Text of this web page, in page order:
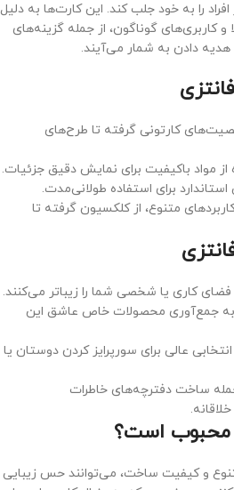
را به خود جلب کند. این کارت‌ها به دلیل
کاربری‌های گوناگون، از جمله گزینه‌های
دادن به شمار می‌آیند.
کارتونی گرفته تا طرح‌های
از مواد باکیفیت برای نمایش دقیق جزئیات.
برای استفاده طولانی‌مدت.
متنوع، از کلکسیون گرفته تا
فضای کاری یا شخصی شما را زیباتر می‌کنند.
به جمع‌آوری محصولات خاص عاشق این
عالی برای سورپرایز کردن دوستان یا
ساخت دفترچه‌های خاطرات
محبوب است؟
و کیفیت ساخت، می‌توانند حس زیبایی